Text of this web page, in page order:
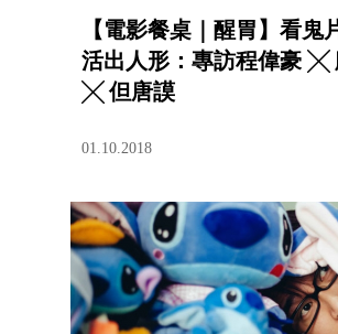
【電影餐桌｜醒胃】看鬼
活出人形：專訪程偉豪 ╳
╳ 但唐謨
01.10.2018